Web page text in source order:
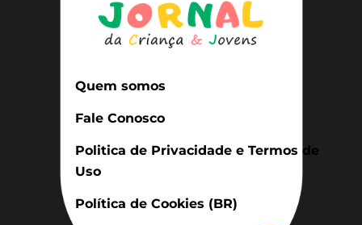
Quem somos
Fale Conosco
Politica de Privacidade e Termos de
Uso
Política de Cookies (BR)